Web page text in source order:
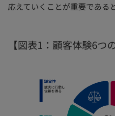
応えていくことが重要である
【図表1：顧客体験6つ